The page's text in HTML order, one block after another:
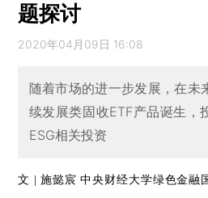
题探讨
2020年04月09日 16:08
随着市场的进一步发展，在未
续发展类固收ETF产品诞生，
ESG相关投资
文 | 施懿宸 中央财经大学绿色金融